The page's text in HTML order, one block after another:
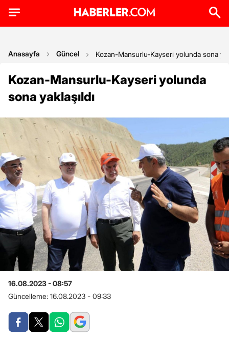
Anasayfa Güncel Kozan-Mansurlu-Kayseri yolunda sona
Kozan-Mansurlu-Kayseri yolunda
sona yaklaşıldı
16.08.2023 - 08:57
Güncelleme: 16.08.2023 - 09:33